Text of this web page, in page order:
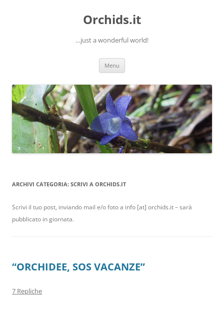
Orchids.it
…just a wonderful world!
Menu
ARCHIVI CATEGORIA: SCRIVI A ORCHIDS.IT
Scrivi il tuo post, inviando mail e/o foto a info [at] orchids.it – sarà
pubblicato in giornata.
“ORCHIDEE, SOS VACANZE”
7 Repliche